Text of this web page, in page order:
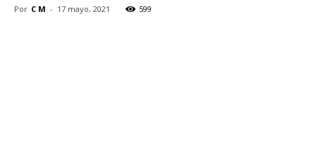
Por C M - 17 mayo, 2021 599